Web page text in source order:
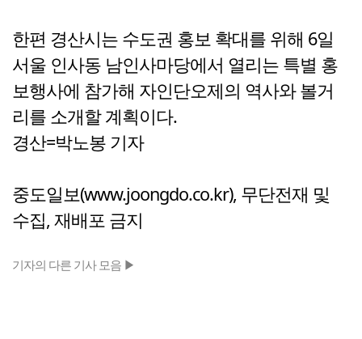
한편 경산시는 수도권 홍보 확대를 위해 6일
서울 인사동 남인사마당에서 열리는 특별 홍
보행사에 참가해 자인단오제의 역사와 볼거
리를 소개할 계획이다.
경산=박노봉 기자
중도일보(www.joongdo.co.kr), 무단전재 및
수집, 재배포 금지
기자의 다른 기사 모음 ▶